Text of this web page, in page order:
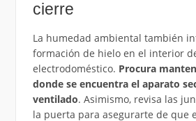
cierre
La humedad ambiental también
formación de hielo en el interior
electrodoméstico. Procura
donde se encuentra el aparato
ventilado. Asimismo, revisa las
la puerta para asegurarte de que